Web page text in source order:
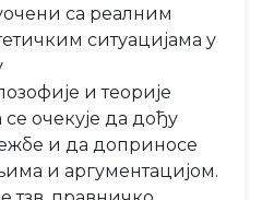
са реалним
ситуацијама у
и теорије
очекује да дођу
и да доприносе
и аргументацијом.